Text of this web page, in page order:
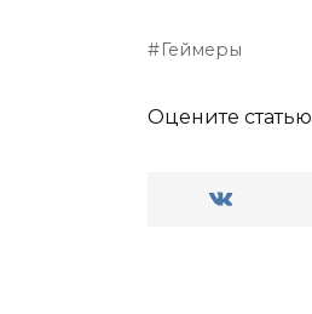
Геймеры
Оцените статью